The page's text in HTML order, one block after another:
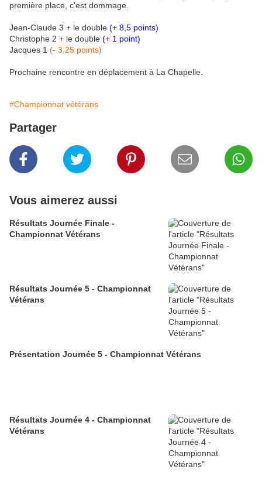
première place, c'est dommage.
Jean-Claude 3 + le double (+ 8,5 points)
Christophe 2 + le double (+ 1 point)
Jacques 1 (- 3,25 points)
Prochaine rencontre en déplacement à La Chapelle.
#Championnat vétérans
Partager
Vous aimerez aussi
Résultats Journée Finale -
Championnat Vétérans
Résultats Journée 5 - Championnat
Vétérans
Présentation Journée 5 - Championnat Vétérans
Résultats Journée 4 - Championnat
Vétérans